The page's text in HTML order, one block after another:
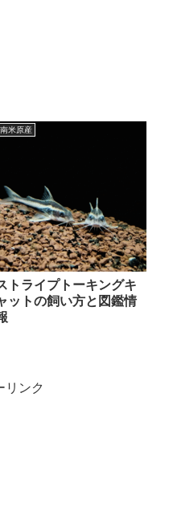
南米原産
トライプトーキングキ
ットの飼い方と図鑑情
リンク